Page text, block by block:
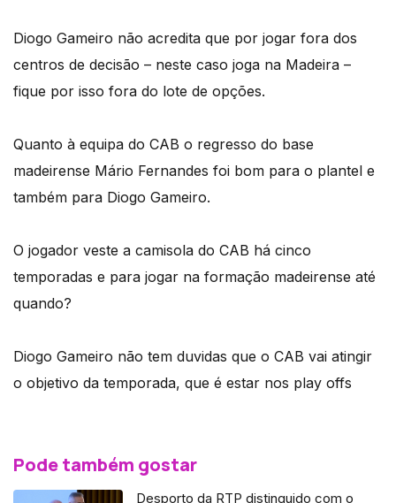
Diogo Gameiro não acredita que por jogar fora dos
centros de decisão – neste caso joga na Madeira –
fique por isso fora do lote de opções.
Quanto à equipa do CAB o regresso do base
madeirense Mário Fernandes foi bom para o plantel e
também para Diogo Gameiro.
O jogador veste a camisola do CAB há cinco
temporadas e para jogar na formação madeirense até
quando?
Diogo Gameiro não tem duvidas que o CAB vai atingir
o objetivo da temporada, que é estar nos play offs
Pode também gostar
Desporto da RTP distinguido com o